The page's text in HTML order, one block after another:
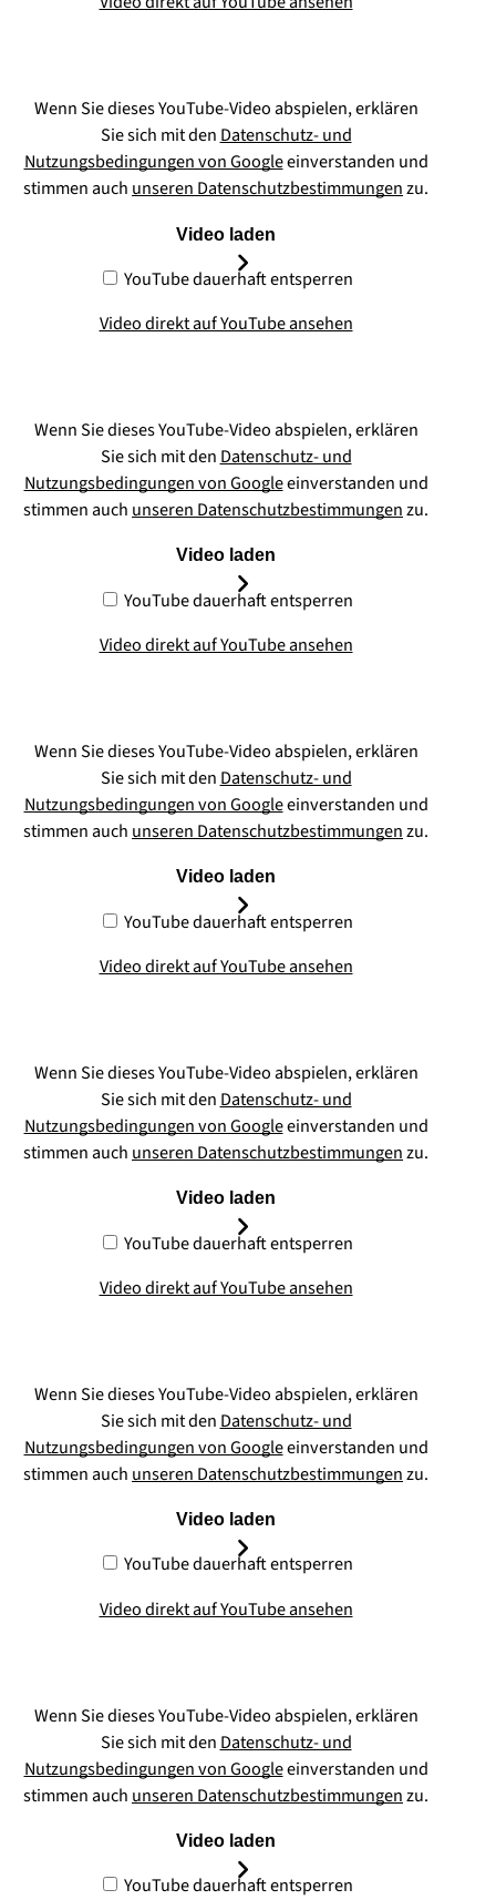
Wenn Sie dieses YouTube-Video abspielen, erklären
Sie sich mit den Datenschutz- und
Nutzungsbedingungen von Googleeinverstanden und
stimmen auch unseren Datenschutzbestimmungenzu.
Video laden
YouTube dauerhaft entsperren
Video direkt auf YouTube ansehen
Wenn Sie dieses YouTube-Video abspielen, erklären
Sie sich mit den Datenschutz- und
Nutzungsbedingungen von Googleeinverstanden und
stimmen auch unseren Datenschutzbestimmungenzu.
Video laden
YouTube dauerhaft entsperren
Video direkt auf YouTube ansehen
Wenn Sie dieses YouTube-Video abspielen, erklären
Sie sich mit den Datenschutz- und
Nutzungsbedingungen von Googleeinverstanden und
stimmen auch unseren Datenschutzbestimmungenzu.
Video laden
YouTube dauerhaft entsperren
Video direkt auf YouTube ansehen
Wenn Sie dieses YouTube-Video abspielen, erklären
Sie sich mit den Datenschutz- und
Nutzungsbedingungen von Googleeinverstanden und
stimmen auch unseren Datenschutzbestimmungenzu.
Video laden
YouTube dauerhaft entsperren
Video direkt auf YouTube ansehen
Wenn Sie dieses YouTube-Video abspielen, erklären
Sie sich mit den Datenschutz- und
Nutzungsbedingungen von Googleeinverstanden und
stimmen auch unseren Datenschutzbestimmungenzu.
Video laden
YouTube dauerhaft entsperren
Video direkt auf YouTube ansehen
Wenn Sie dieses YouTube-Video abspielen, erklären
Sie sich mit den Datenschutz- und
Nutzungsbedingungen von Googleeinverstanden und
stimmen auch unseren Datenschutzbestimmungenzu.
Video laden
YouTube dauerhaft entsperren